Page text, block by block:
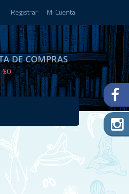
Registrar Mi Cuenta
DE COMPRAS
$0